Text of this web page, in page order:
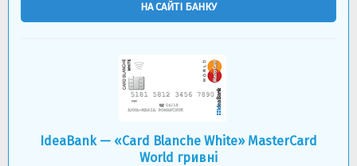
НА САЙТІ БАНКУ
IdeaBank — «Card Blanche White» MasterCard
World гривнi